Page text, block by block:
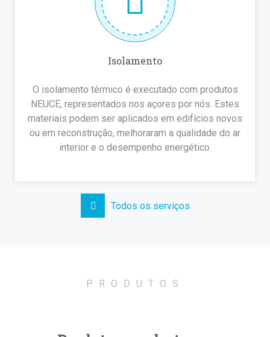
Isolamento
O isolamento térmico é executado com produtos
NEUCE, representados nos açores por nós. Estes
materiais podem ser aplicados em edifícios novos
ou em reconstrução, melhoraram a qualidade do ar
interior e o desempenho energético.
Todos os serviços
PRODUTOS